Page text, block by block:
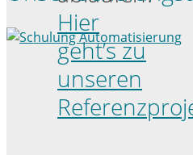
Hier
geht’s zu
unseren